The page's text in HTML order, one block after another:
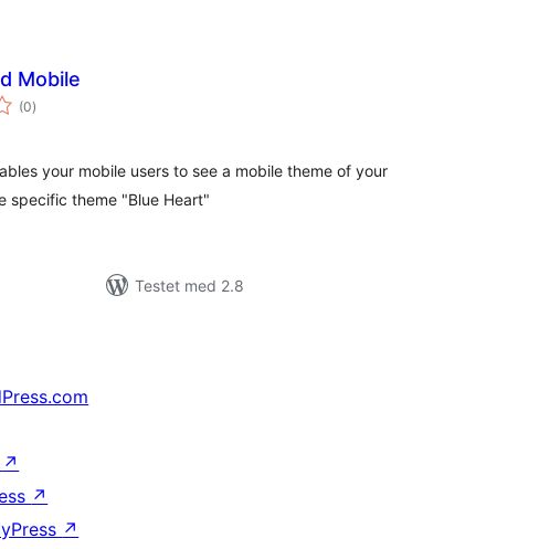
Mobile
(0totale
vurderinger
)
your mobile users to see a mobile theme of your
specific theme "Blue Heart"
Testet med 2.8
↗
↗
↗